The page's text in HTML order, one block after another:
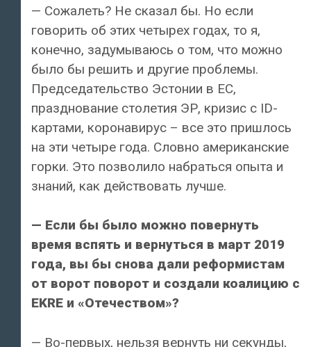
— Сожалеть? Не сказал бы. Но если
говорить об этих четырех годах, то я,
конечно, задумываюсь о том, что можно
было бы решить и другие проблемы.
Председательство Эстонии в ЕС,
празднование столетия ЭР, кризис с ID-
картами, коронавирус – все это пришлось
на эти четыре года. Словно американские
горки. Это позволило набраться опыта и
знаний, как действовать лучше.
— Если бы было можно повернуть
время вспять и вернуться в март 2019
года, вы бы снова дали реформистам
от ворот поворот и создали коалицию с
EKRE и «Отечеством»?
— Во-первых, нельзя вернуть ни секунды,